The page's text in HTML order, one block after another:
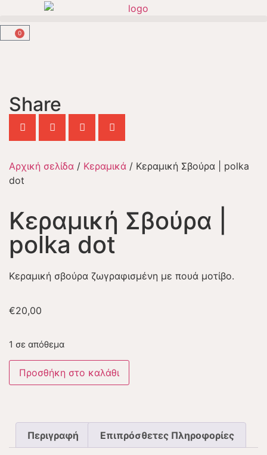
0
Αρχική σελίδα / Κεραμικά / Κεραμική Σβούρα | polka
dot
Κεραμική Σβούρα |
polka dot
Κεραμική σβούρα ζωγραφισμένη με πουά μοτίβο.
€20,00
1 σε απόθεμα
Προσθήκη στο καλάθι
Share
Περιγραφή Επιπρόσθετες Πληροφορίες